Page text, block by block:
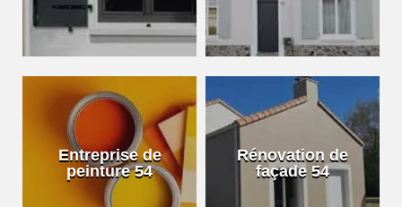
Entreprise de
peinture 54
Rénovation de
façade 54